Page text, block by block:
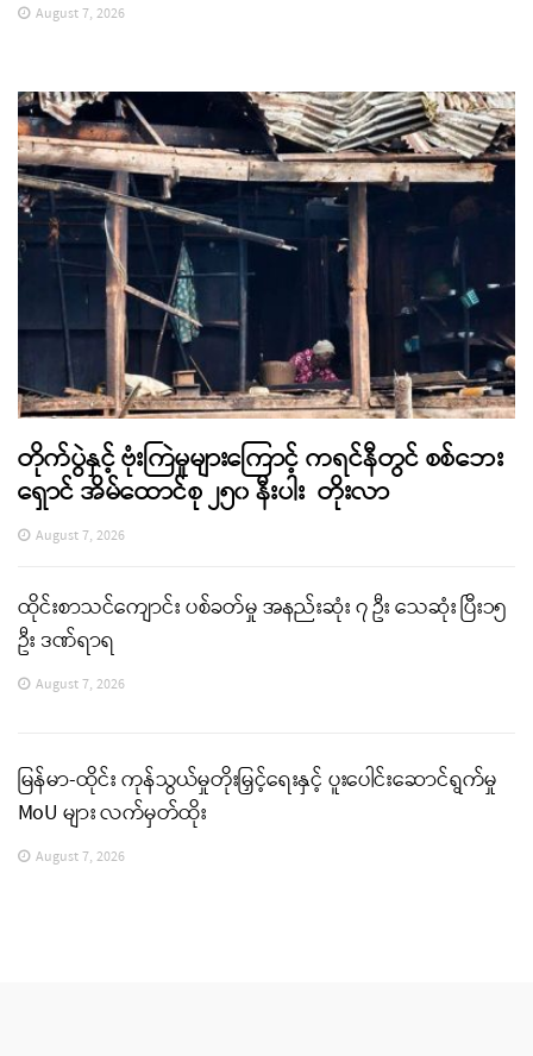
August 7, 2026
တိုက်ပွဲနှင့် ဗုံးကြဲမှုများကြောင့် ကရင်နီတွင် စစ်ဘေး
ရှောင် အိမ်ထောင်စု ၂၅၀ နီးပါး တိုးလာ
August 7, 2026
ထိုင်းစာသင်ကျောင်း ပစ်ခတ်မှု အနည်းဆုံး ၇ ဦး သေဆုံး ပြီး၁၅
ဦး ဒဏ်ရာရ
August 7, 2026
မြန်မာ-ထိုင်း ကုန်သွယ်မှုတိုးမြှင့်ရေးနှင့် ပူးပေါင်းဆောင်ရွက်မှု
MoU များ လက်မှတ်ထိုး
August 7, 2026